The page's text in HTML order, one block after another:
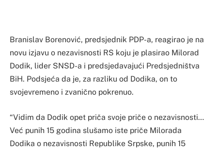
Branislav Borenović, predsjednik PDP-a, reagirao je na
novu izjavu o nezavisnosti RS koju je plasirao Milorad
Dodik, lider SNSD-a i predsjedavajući Predsjedništva
BiH. Podsjeća da je, za razliku od Dodika, on to
svojevremeno i zvanično pokrenuo.
“Vidim da Dodik opet priča svoje priče o nezavisnosti…
Već punih 15 godina slušamo iste priče Milorada
Dodika o nezavisnosti Republike Srpske, punih 15